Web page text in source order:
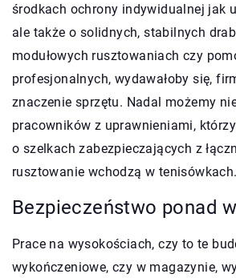
środkach ochrony indywidualnej jak
ale także o solidnych, stabilnych
modułowych rusztowaniach czy
profesjonalnych, wydawałoby się,
znaczenie sprzętu. Nadal możemy
pracowników z uprawnieniami,
o szelkach zabezpieczających z
rusztowanie wchodzą w tenisówkach.
Bezpieczeństwo ponad
Prace na wysokościach, czy to te
wykończeniowe, czy w magazynie,